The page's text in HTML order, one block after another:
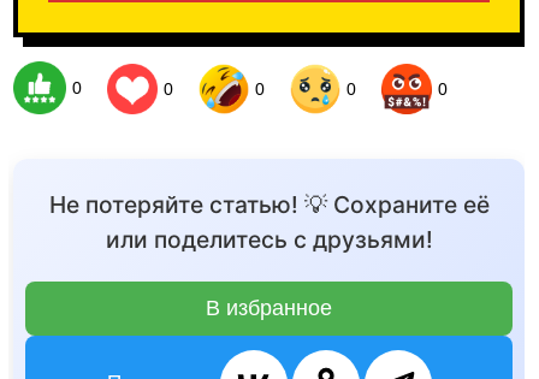
0 0 0 0 0
Не потеряйте статью! 💡 Сохраните её
или поделитесь с друзьями!
В избранное